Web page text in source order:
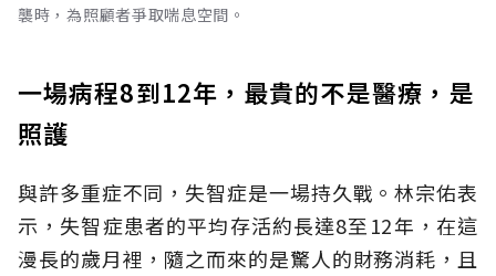
襲時，為照顧者爭取喘息空間。
一場病程8到12年，最貴的不是醫療，是
照護
與許多重症不同，失智症是一場持久戰。林宗佑表
示，失智症患者的平均存活約長達8至12年，在這
漫長的歲月裡，隨之而來的是驚人的財務消耗，且